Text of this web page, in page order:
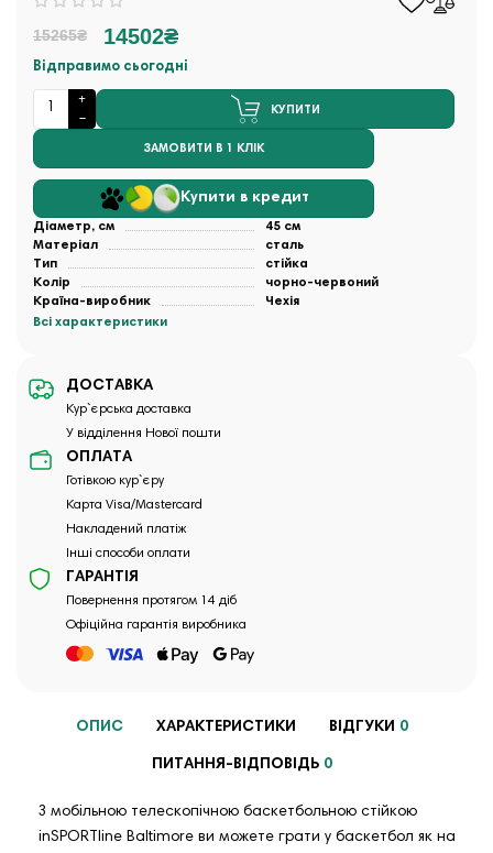
15265₴ 14502₴
Відправимо сьогодні
КУПИТИ
ЗАМОВИТИ В 1 КЛІК
Купити в кредит
Діаметр, см
45 см
Матеріал
сталь
Тип
стійка
Колір
чорно-червоний
Країна-виробник
Чехія
Всі характеристики
ДОСТАВКА
Кур`єрська доставка
У відділення Нової пошти
ОПЛАТА
Готівкою кур`єру
Карта Visa/Mastercard
Накладений платіж
Інші способи оплати
ГАРАНТІЯ
Повернення протягом 14 діб
Офіційна гарантія виробника
ОПИС ХАРАКТЕРИСТИКИ ВІДГУКИ 0
ПИТАННЯ-ВІДПОВІДЬ 0
З мобільною телескопічною баскетбольною стійкою
inSPORTline Baltimore ви можете грати у баскетбол як на